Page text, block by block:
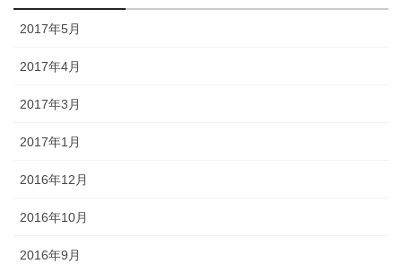
2017年5月
2017年4月
2017年3月
2017年1月
2016年12月
2016年10月
2016年9月